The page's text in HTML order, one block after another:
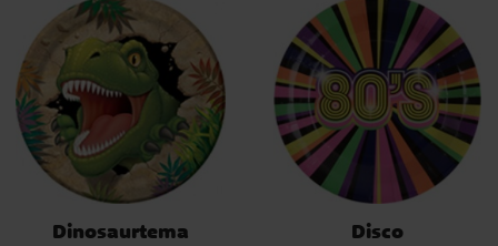
Dinosaurtema Disco